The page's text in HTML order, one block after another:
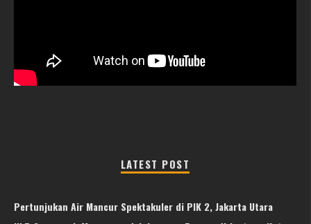
LATEST POST
Pertunjukan Air Mancur Spektakuler di PIK 2, Jakarta Utara